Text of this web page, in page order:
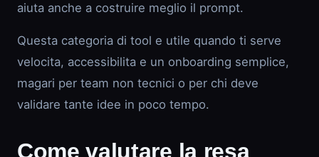
aiuta anche a costruire meglio il prompt.
Questa categoria di tool e utile quando ti serve
velocita, accessibilita e un onboarding semplice,
magari per team non tecnici o per chi deve
validare tante idee in poco tempo.
Come valutare la resa